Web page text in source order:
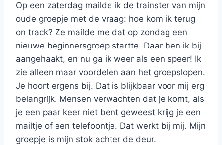
Op een zaterdag mailde ik de trainster van mijn
oude groepje met de vraag: hoe kom ik terug
on track? Ze mailde me dat op zondag een
nieuwe beginnersgroep startte. Daar ben ik bij
aangehaakt, en nu ga ik weer als een speer! Ik
zie alleen maar voordelen aan het groepslopen.
Je hoort ergens bij. Dat is blijkbaar voor mij erg
belangrijk. Mensen verwachten dat je komt, als
je een paar keer niet bent geweest krijg je een
mailtje of een telefoontje. Dat werkt bij mij. Mijn
groepje is mijn stok achter de deur.